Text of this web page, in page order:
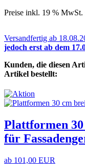
Preise inkl. 19 % MwSt.
Versandfertig ab
jedoch erst ab dem
Kunden, die diesen
Artikel bestellt:
Plattformen
für
ab 101,00 EUR